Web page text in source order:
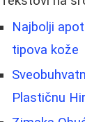
Najbolji
tipova kože
Plastičnu